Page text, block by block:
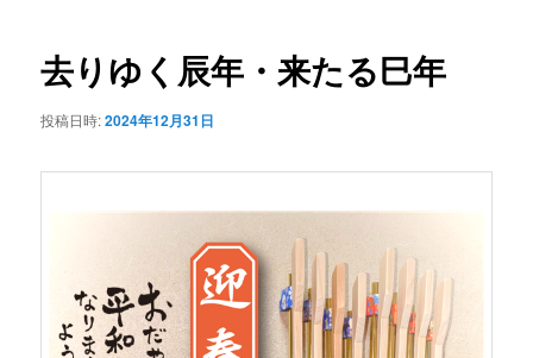
ゲ
ー
ョ
去りゆく辰年・来たる巳年
投稿日時:2024年12月31日